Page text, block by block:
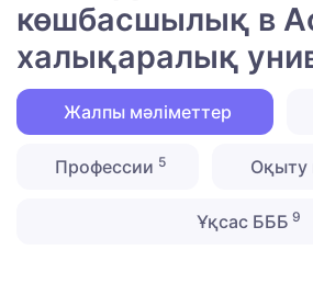
көшбасшылық в
халықаралық
Жалпы мәліметтер
Профессии 5 Оқыту
Ұқсас БББ 9